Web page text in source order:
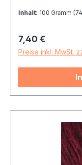
Inhalt: 100 Gramm
Regulärer Preis:
7,40 €
Preise inkl. MwSt.